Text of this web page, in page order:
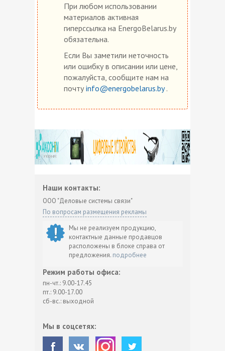
При любом использовании
материалов активная
гиперссылка на EnergoBelarus.by
обязательна.
Если Вы заметили неточность
или ошибку в описании или цене,
пожалуйста, сообщите нам на
почту info@energobelarus.by.
Наши контакты:
ООО "Деловые системы связи"
По вопросам размещения рекламы
Мы не реализуем продукцию,
контактные данные продавцов
расположены в блоке справа от
предложения. подробнее
Режим работы офиса:
пн-чт.: 9.00-17.45
пт.: 9.00-17.00
сб-вс.: выходной
Мы в соцсетях: